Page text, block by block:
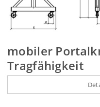
mobiler
Tragfähigkeit